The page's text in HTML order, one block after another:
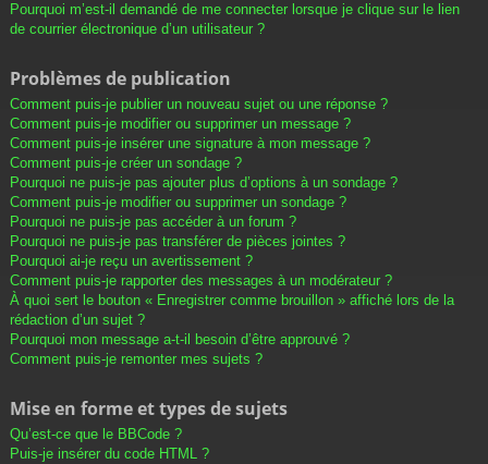
Pourquoi m’est-il demandé de me connecter lorsque je clique sur le lien
de courrier électronique d’un utilisateur ?
Problèmes de publication
Comment puis-je publier un nouveau sujet ou une réponse ?
Comment puis-je modifier ou supprimer un message ?
Comment puis-je insérer une signature à mon message ?
Comment puis-je créer un sondage ?
Pourquoi ne puis-je pas ajouter plus d’options à un sondage ?
Comment puis-je modifier ou supprimer un sondage ?
Pourquoi ne puis-je pas accéder à un forum ?
Pourquoi ne puis-je pas transférer de pièces jointes ?
Pourquoi ai-je reçu un avertissement ?
Comment puis-je rapporter des messages à un modérateur ?
À quoi sert le bouton « Enregistrer comme brouillon » affiché lors de la
rédaction d’un sujet ?
Pourquoi mon message a-t-il besoin d’être approuvé ?
Comment puis-je remonter mes sujets ?
Mise en forme et types de sujets
Qu’est-ce que le BBCode ?
Puis-je insérer du code HTML ?